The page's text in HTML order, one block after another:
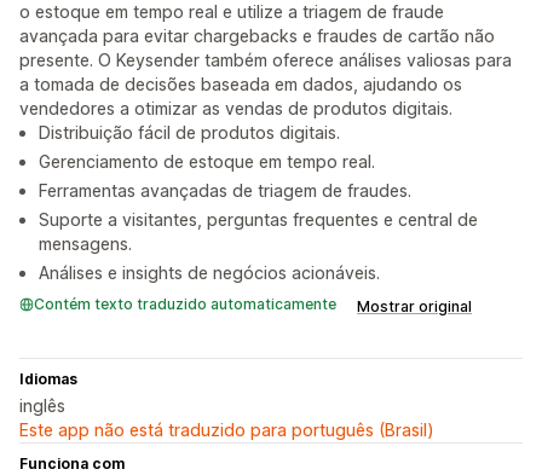
o estoque em tempo real e utilize a triagem de fraude
avançada para evitar chargebacks e fraudes de cartão não
presente. O Keysender também oferece análises valiosas para
a tomada de decisões baseada em dados, ajudando os
vendedores a otimizar as vendas de produtos digitais.
Distribuição fácil de produtos digitais.
Gerenciamento de estoque em tempo real.
Ferramentas avançadas de triagem de fraudes.
Suporte a visitantes, perguntas frequentes e central de
mensagens.
Análises e insights de negócios acionáveis.
Contém texto traduzido automaticamente Mostrar original
Idiomas
inglês
Este app não está traduzido para português (Brasil)
Funciona com